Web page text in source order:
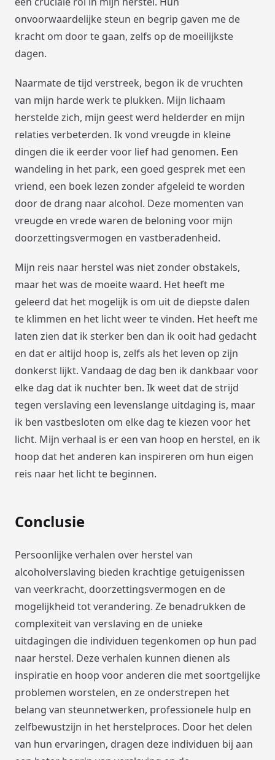
onvoorwaardelijke steun en begrip gaven me de
kracht om door te gaan, zelfs op de moeilijkste
dagen.
Naarmate de tijd verstreek, begon ik de vruchten
van mijn harde werk te plukken. Mijn lichaam
herstelde zich, mijn geest werd helderder en mijn
relaties verbeterden. Ik vond vreugde in kleine
dingen die ik eerder voor lief had genomen. Een
wandeling in het park, een goed gesprek met een
vriend, een boek lezen zonder afgeleid te worden
door de drang naar alcohol. Deze momenten van
vreugde en vrede waren de beloning voor mijn
doorzettingsvermogen en vastberadenheid.
Mijn reis naar herstel was niet zonder obstakels,
maar het was de moeite waard. Het heeft me
geleerd dat het mogelijk is om uit de diepste dalen
te klimmen en het licht weer te vinden. Het heeft me
laten zien dat ik sterker ben dan ik ooit had gedacht
en dat er altijd hoop is, zelfs als het leven op zijn
donkerst lijkt. Vandaag de dag ben ik dankbaar voor
elke dag dat ik nuchter ben. Ik weet dat de strijd
tegen verslaving een levenslange uitdaging is, maar
ik ben vastbesloten om elke dag te kiezen voor het
licht. Mijn verhaal is er een van hoop en herstel, en ik
hoop dat het anderen kan inspireren om hun eigen
reis naar het licht te beginnen.
Conclusie
Persoonlijke verhalen over herstel van
alcoholverslaving bieden krachtige getuigenissen
van veerkracht, doorzettingsvermogen en de
mogelijkheid tot verandering. Ze benadrukken de
complexiteit van verslaving en de unieke
uitdagingen die individuen tegenkomen op hun pad
naar herstel. Deze verhalen kunnen dienen als
inspiratie en hoop voor anderen die met soortgelijke
problemen worstelen, en ze onderstrepen het
belang van steunnetwerken, professionele hulp en
zelfbewustzijn in het herstelproces. Door het delen
van hun ervaringen, dragen deze individuen bij aan